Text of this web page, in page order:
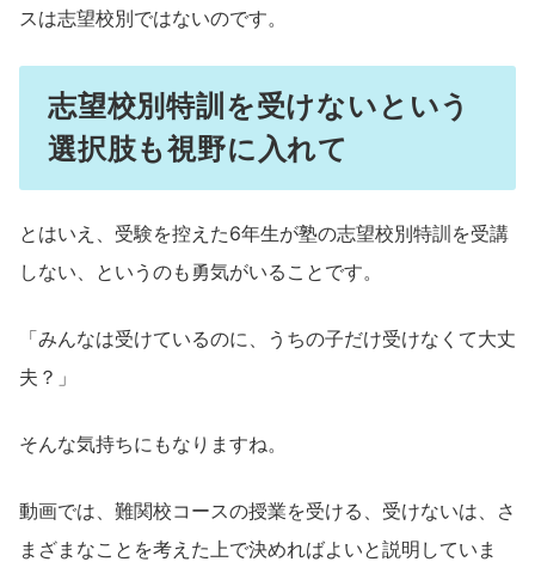
スは志望校別ではないのです。
志望校別特訓を受けないという
選択肢も視野に入れて
とはいえ、受験を控えた6年生が塾の志望校別特訓を受講
しない、というのも勇気がいることです。
「みんなは受けているのに、うちの子だけ受けなくて大丈
夫？」
そんな気持ちにもなりますね。
動画では、難関校コースの授業を受ける、受けないは、さ
まざまなことを考えた上で決めればよいと説明していま